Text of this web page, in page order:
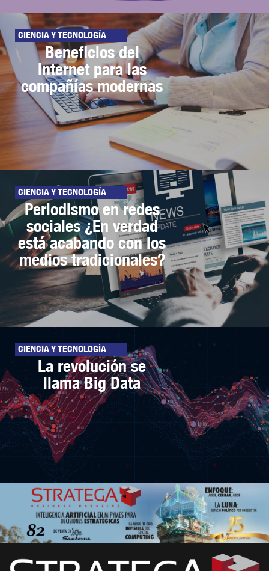
CIENCIA Y TECNOLOGÍA
Beneficios del
internet para las
compañías modernas
CIENCIA Y TECNOLOGÍA
Periodismo en redes
sociales ¿En verdad
está acabando con los
medios tradicionales?
CIENCIA Y TECNOLOGÍA
La revolución se
llama Big Data